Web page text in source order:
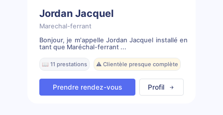
Jordan Jacquel
Marechal-ferrant
Bonjour, je m'appelle Jordan Jacquel installé en
tant que Maréchal-ferrant ...
📖 11 prestations ⚠️ Clientèle presque complète
Prendre rendez-vous Profil